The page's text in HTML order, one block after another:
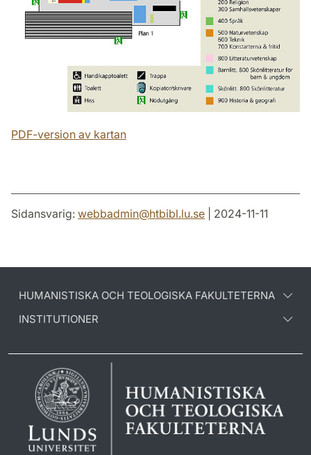
PDF-version av kartan
Sidansvarig: webbadmin@htbibl.lu.se | 2024-11-11
HUMANISTISKA OCH TEOLOGISKA FAKULTETERNA
INSTITUTIONER